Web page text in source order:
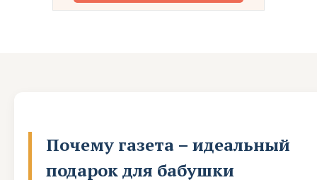
Почему газета – идеальный
подарок для бабушки